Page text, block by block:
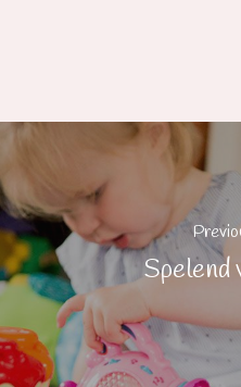
Spelend